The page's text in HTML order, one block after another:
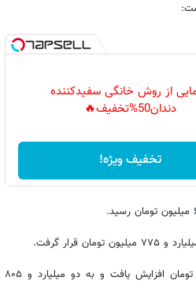
از روش خانگی سفیدکننده
دندان50%تخفیف🔥
تخفیف ویژه!
قیمت پژو ۲۰۷ اتوماتیک پانوراما برخلاف جریان غالب بازار، ۵ میلیون تومان افزایش یافت و به دو میلیارد و ۸۰۵